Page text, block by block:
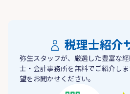
税理士紹介
弥生スタッフが、厳選した豊富な
士・会計事務所を無料でご紹介し
望をお聞かせください。